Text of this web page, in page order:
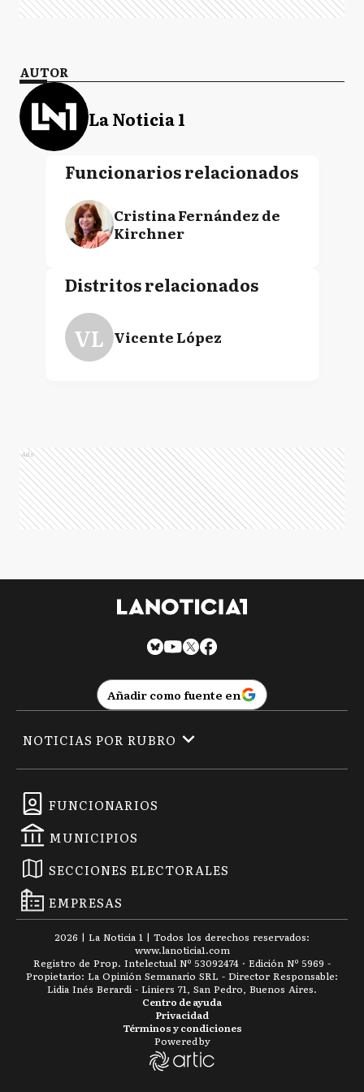
AUTOR
La Noticia 1
Funcionarios relacionados
Cristina Fernández de
Kirchner
Distritos relacionados
VL Vicente López
Ads
Añadir como fuente en
FUNCIONARIOS
MUNICIPIOS
SECCIONES ELECTORALES
EMPRESAS
NOTICIAS POR RUBRO
2026 | La Noticia 1 | Todos los derechos reservados:
www.lanoticia1.com
Registro de Prop. Intelectual Nº 53092474 · Edición Nº 5969 -
Propietario: La Opinión Semanario SRL - Director Responsable:
Lidia Inés Berardi - Liniers 71, San Pedro, Buenos Aires.
Términos y condiciones
Privacidad
Centro de ayuda
Powered by